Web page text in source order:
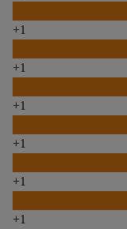
+1
+1
+1
+1
+1
+1